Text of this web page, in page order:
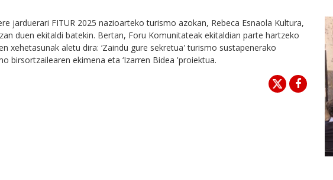
jarduerari FITUR 2025 nazioarteko turismo azokan, Rebeca Esnaola Kultura,
duen ekitaldi batekin. Bertan, Foru Komunitateak ekitaldian parte hartzeko
xehetasunak aletu dira: ‘Zaindu gure sekretua' turismo sustapenerako
birsortzailearen ekimena eta ‘Izarren Bidea 'proiektua.